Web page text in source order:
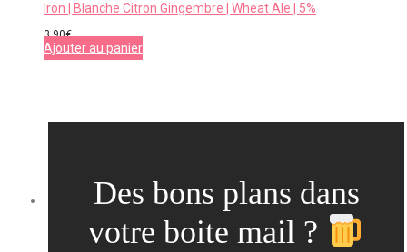
Iron | Blanche Citron Gingembre | Wheat Ale | 5%
3,90€
Ajouter au panier
Des bons plans dans
votre boite mail ?